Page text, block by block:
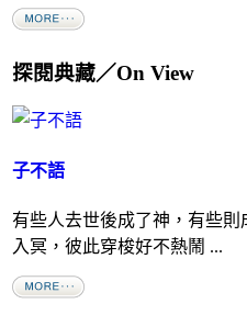
探閱典藏／On View
子不語
有些人去世後成了神，有些
入冥，彼此穿梭好不熱鬧 ...